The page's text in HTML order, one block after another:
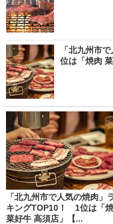
「北九州市
位は「焼肉
「北九州市で人気の焼肉」
キングTOP10！ 1位は「
菜好牛 高須店」【...